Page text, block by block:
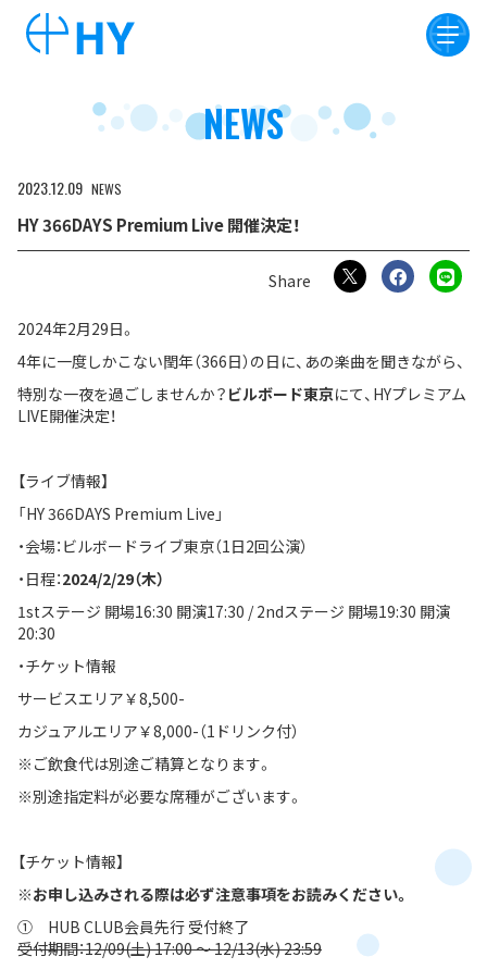
NEWS
20231209 NEWS
HY 366DAYS Premium Live 開催決定！
2024年2月29日。
4年に一度しかこない閏年（366日）の日に、あの楽曲を聞きながら、
特別な一夜を過ごしませんか？ ビルボード東京にて、HYプレミアム
LIVE開催決定！
【ライブ情報】
「HY 366DAYS Premium Live」
・会場：ビルボードライブ東京（1日2回公演）
・日程：2024/2/29（木）
1stステージ 開場16:30 開演17:30 / 2ndステージ 開場19:30 開演
20:30
・チケット情報
サービスエリア￥8,500-
カジュアルエリア￥8,000-（1ドリンク付）
※ご飲食代は別途ご精算となります。
※別途指定料が必要な席種がございます。
【チケット情報】
※お申し込みされる際は必ず注意事項をお読みください。
① HUB CLUB会員先行 受付終了
受付期間：12/09(土) 17:00 ～ 12/13(水) 23:59